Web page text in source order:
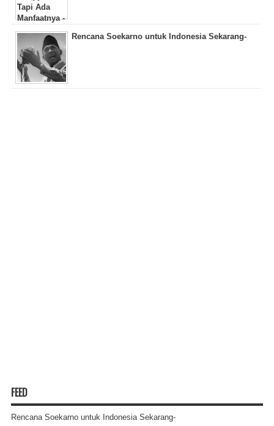
Rencana Soekarno untuk Indonesia Sekarang-
FEED
Rencana Soekarno untuk Indonesia Sekarang-